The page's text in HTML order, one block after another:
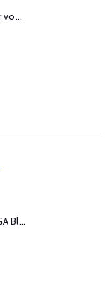
vo...
Bl...